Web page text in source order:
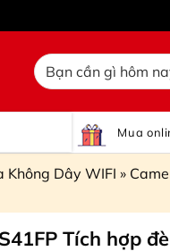
Tìm
kiếm:
Mua
Không Dây WIFI »
Tích hợp